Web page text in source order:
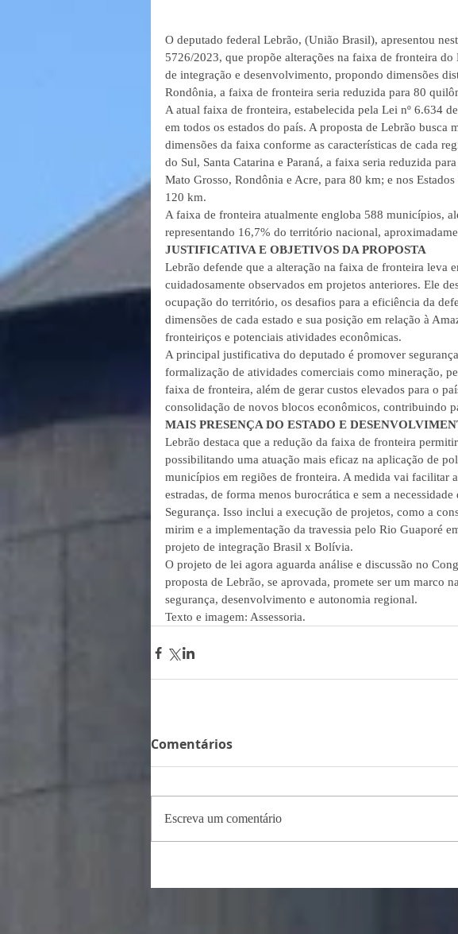
O deputado federal Lebrão, (União Brasil), apresentou
5726/2023, que propõe alterações na faixa de fronteira
de integração e desenvolvimento, propondo dimensões
Rondônia, a faixa de fronteira seria reduzida para 80
A atual faixa de fronteira, estabelecida pela Lei nº 6.634
em todos os estados do país. A proposta de Lebrão busca
dimensões da faixa conforme as características de cada
do Sul, Santa Catarina e Paraná, a faixa seria reduzida
Mato Grosso, Rondônia e Acre, para 80 km; e nos
120 km.
A faixa de fronteira atualmente engloba 588 municípios,
representando 16,7% do território nacional,
JUSTIFICATIVA E OBJETIVOS DA PROPOSTA
Lebrão defende que a alteração na faixa de fronteira leva
cuidadosamente observados em projetos anteriores. Ele
ocupação do território, os desafios para a eficiência da
dimensões de cada estado e sua posição em relação à
fronteiriços e potenciais atividades econômicas.
A principal justificativa do deputado é promover
formalização de atividades comerciais como mineração,
faixa de fronteira, além de gerar custos elevados para o
consolidação de novos blocos econômicos, contribuindo
MAIS PRESENÇA DO ESTADO E
Lebrão destaca que a redução da faixa de fronteira
possibilitando uma atuação mais eficaz na aplicação de
municípios em regiões de fronteira. A medida vai facilitar
estradas, de forma menos burocrática e sem a
Segurança. Isso inclui a execução de projetos, como a
mirim e a implementação da travessia pelo Rio Guaporé
projeto de integração Brasil x Bolívia.
O projeto de lei agora aguarda análise e discussão no
proposta de Lebrão, se aprovada, promete ser um marco
segurança, desenvolvimento e autonomia regional.
Texto e imagem: Assessoria.
Comentários
Escreva um comentário